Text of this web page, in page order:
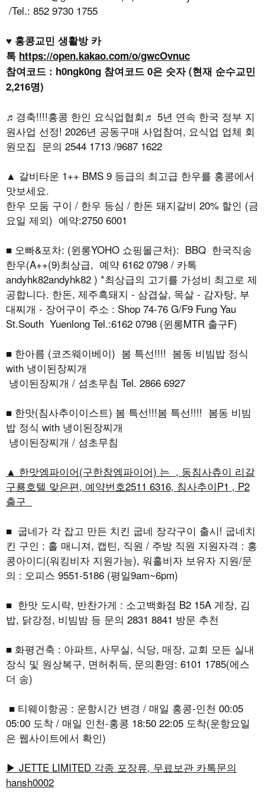
/Tel.: 852 9730 1755
♥ 홍콩교민 생활방 카
톡 https://open.kakao.com/o/gwcOvnuc
참여코드 : h0ngk0ng 참여코드 0은 숫자 (현재 순수교민
2,216명)
♬경축!!!!홍콩 한인 요식업협회♬ 5년 연속 한국 정부 지
원사업 선정! 2026년 공동구매 사업참여, 요식업 업체 회
원모집 문의 2544 1713 /9687 1622
▲ 갈비타운 1++ BMS 9 등급의 최고급 한우를 홍콩에서
맛보세요.
한우 모둠 구이 / 한우 등심 / 한돈 돼지갈비 20% 할인 (금
요일 제외) 예약:2750 6001
■ 오빠&포차: (윈롱YOHO 쇼핑몰근처): BBQ 한국직송
한우(A++(9)최상급, 예약 6162 0798 / 카톡
andyhk82andyhk82 ) *최상급의 고기를 가성비 최고로 제
공합니다. 한돈, 제주흑돼지 - 삼겹살, 목살 - 감자탕, 부
대찌개 - 장어구이 주소 : Shop 74-76 G/F9 Fung Yau
St.South Yuenlong Tel.:6162 0798 (윈롱MTR 출구F)
■ 한아름 (코즈웨이베이) 봄 특선!!!! 봄동 비빔밥 정식
with 냉이된장찌개
냉이된장찌개 / 섬초무침 Tel. 2866 6927
■ 한맛(침사추이이스트) 봄 특선!!!봄 특선!!!! 봄동 비빔
밥 정식 with 냉이된장찌개
냉이된장찌개 / 섬초무침
▲ 한맛엠파이어(구한참엠파이어) 는 , 동침사츄이 리갈
구룡호텔 맞은편, 예약번호2511 6316, 침사추이P1 , P2
출구
■ 굽네가 각 잡고 만든 치킨 굽네 장각구이 출시! 굽네치
킨 구인 : 홀 매니져, 캡틴, 직원 / 주방 직원 지원자격 : 홍
콩아이디(워킹비자 지원가능), 워홀비자 보유자 지원/문
의 : 오피스 9551-5186 (평일9am~6pm)
■ 한맛 도시락, 반찬가게 : 소고백화점 B2 15A 게장, 김
밥, 닭강정, 비빔밤 등 문의 2831 8841 방문 추천
■ 화평건축 : 아파트, 사무실, 식당, 매장, 교회 모든 실내
장식 및 원상복구, 면허취득, 문의환영: 6101 1785(에스
더 송)
■ 티웨이항공 : 운항시간 변경 / 매일 홍콩-인천 00:05
05:00 도착 / 매일 인천-홍콩 18:50 22:05 도착(운항요일
은 웹사이트에서 확인)
▶ JETTE LIMITED 각종 포장류, 무료보관 카톡문의
hansh0002